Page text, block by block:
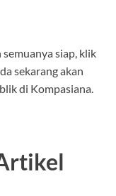
semuanya siap, klik
sekarang akan
di Kompasiana.